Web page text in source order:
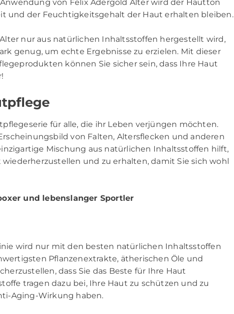
von Felix Adergold Alter wird der Hautton
und der Feuchtigkeitsgehalt der Haut erhalten bleiben.
nur aus natürlichen Inhaltsstoffen hergestellt wird,
genug, um echte Ergebnisse zu erzielen. Mit dieser
können Sie sicher sein, dass Ihre Haut
für alle, die ihr Leben verjüngen möchten.
von Falten, Altersflecken und anderen
Mischung aus natürlichen Inhaltsstoffen hilft,
und zu erhalten, damit Sie sich wohl
und lebenslanger Sportler
wird nur mit den besten natürlichen Inhaltsstoffen
Pflanzenextrakte, ätherischen Öle und
dass Sie das Beste für Ihre Haut
tragen dazu bei, Ihre Haut zu schützen und zu
Aging-Wirkung haben.